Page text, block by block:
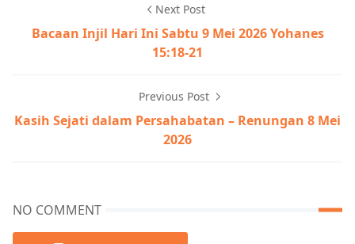
Next Post
Bacaan Injil Hari Ini Sabtu 9 Mei 2026 Yohanes
15:18-21
Previous Post
Kasih Sejati dalam Persahabatan – Renungan 8 Mei
2026
NO COMMENT